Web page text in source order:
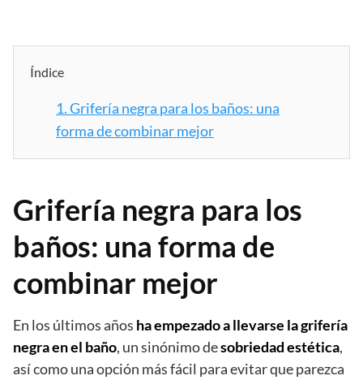
Índice
1.Grifería negra para los baños: una
forma de combinar mejor
Grifería negra para los
baños: una forma de
combinar mejor
En los últimos años ha empezado a llevarse la grifería
negra en el baño, un sinónimo desobriedad estética,
así como una opción más fácil para evitar que parezca